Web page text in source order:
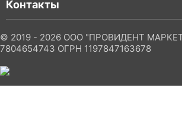
Контакты
© 2019 - 2026 ООО "ПРОВИДЕНТ
7804654743 ОГРН 1197847163678